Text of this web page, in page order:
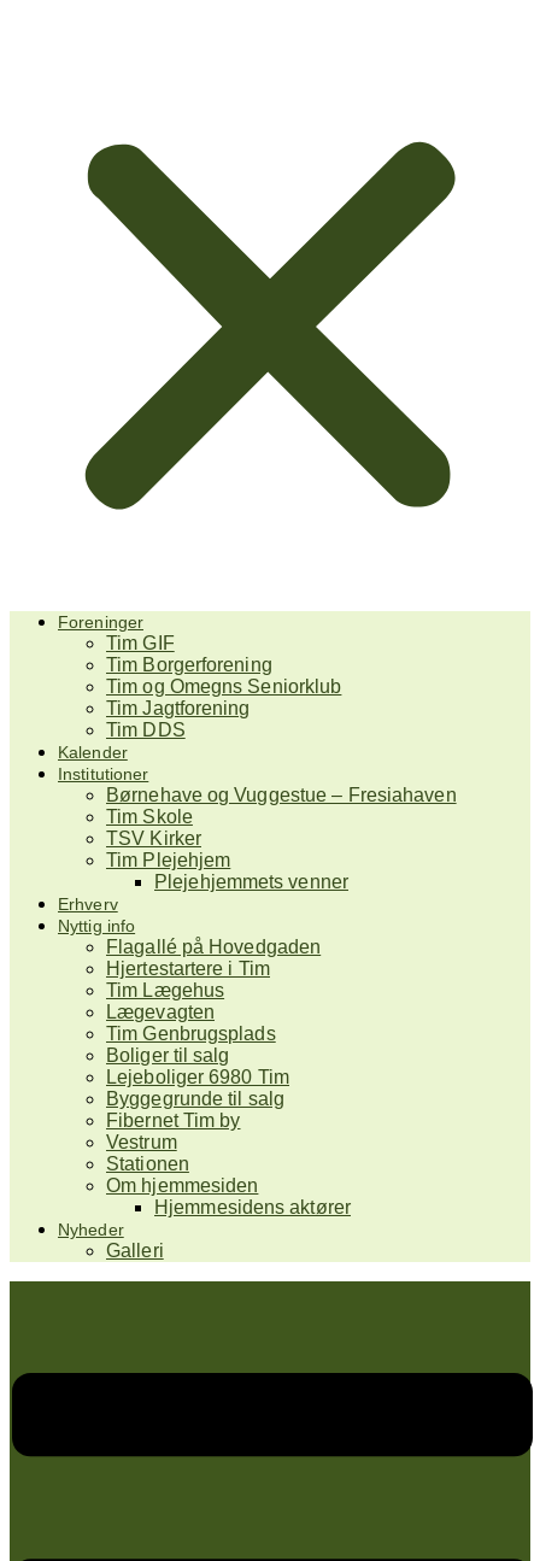
Foreninger
Tim GIF
Tim Borgerforening
Tim og Omegns Seniorklub
Tim Jagtforening
Tim DDS
Kalender
Institutioner
Børnehave og Vuggestue – Fresiahaven
Tim Skole
TSV Kirker
Tim Plejehjem
Plejehjemmets venner
Erhverv
Nyttig info
Flagallé på Hovedgaden
Hjertestartere i Tim
Tim Lægehus
Lægevagten
Tim Genbrugsplads
Boliger til salg
Lejeboliger 6980 Tim
Byggegrunde til salg
Fibernet Tim by
Vestrum
Stationen
Om hjemmesiden
Hjemmesidens aktører
Nyheder
Galleri